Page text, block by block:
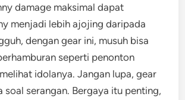
damage maksimal dapat
menjadi lebih ajojing daripada
dengan gear ini, musuh bisa
seperti penonton
idolanya. Jangan lupa, gear
soal serangan. Bergaya itu penting,